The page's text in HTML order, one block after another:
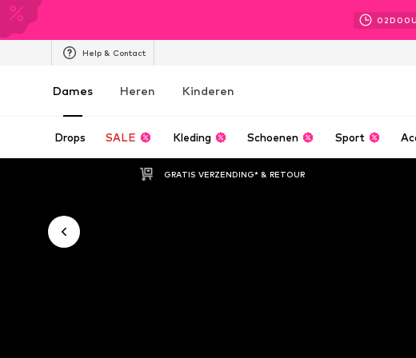
02D 00U
Help & Contact
Dames Heren Kinderen
Drops SALE Kleding Schoenen Sport
GRATIS VERZENDING* & RETOUR